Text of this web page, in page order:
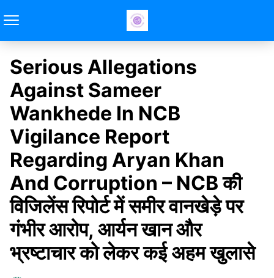
Serious Allegations
Against Sameer
Wankhede In NCB
Vigilance Report
Regarding Aryan Khan
And Corruption – NCB की
विजिलेंस रिपोर्ट में समीर वानखेड़े पर
गंभीर आरोप, आर्यन खान और
भ्रष्टाचार को लेकर कई अहम खुलासे